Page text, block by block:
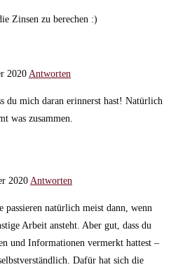
Zinsen zu berechen :)
2020 Antworten
du mich daran erinnerst hast! Natürlich
was zusammen.
2020 Antworten
passieren natürlich meist dann, wenn
Arbeit ansteht. Aber gut, dass du
und Informationen vermerkt hattest –
Dafür hat sich die